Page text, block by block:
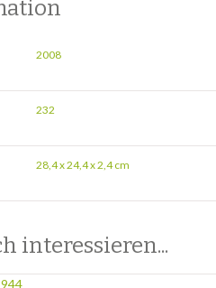
2008
232
28,4 x 24,4 x 2,4 cm
interessieren...